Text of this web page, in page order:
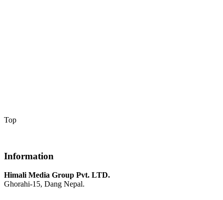
Top
Information
Himali Media Group Pvt. LTD.
Ghorahi-15, Dang Nepal.